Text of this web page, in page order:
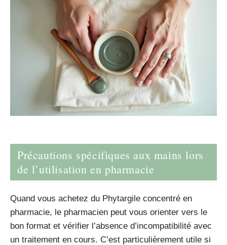
Précautions spécifiques aux mains lors
de l’utilisation en pharmacie
Quand vous achetez du Phytargile concentré en
pharmacie, le pharmacien peut vous orienter vers le
bon format et vérifier l’absence d’incompatibilité avec
un traitement en cours. C’est particulièrement utile si